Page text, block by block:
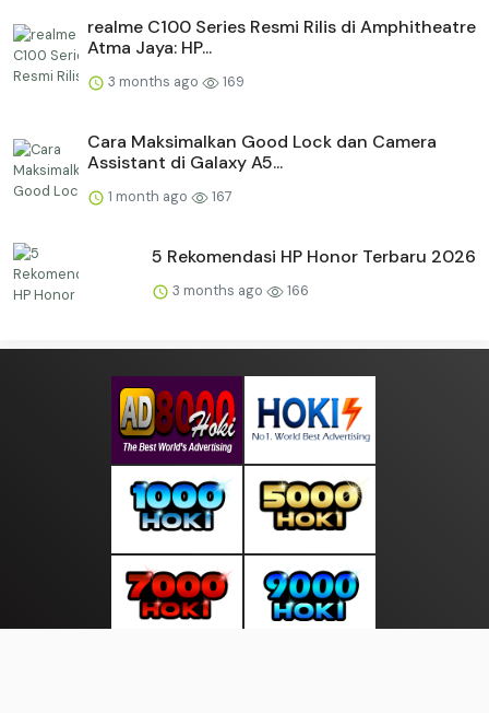
realme C100 Series Resmi Rilis di Amphitheatre
Atma Jaya: HP...
3 months ago 169
Cara Maksimalkan Good Lock dan Camera
Assistant di Galaxy A5...
1 month ago 167
5 Rekomendasi HP Honor Terbaru 2026
3 months ago 166